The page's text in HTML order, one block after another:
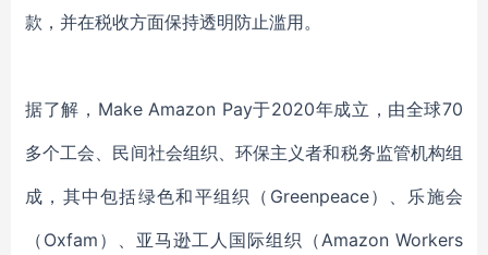
款，并在税收方面保持透明防止滥用。
据了解，Make Amazon Pay于2020年成立，由全球70
多个工会、民间社会组织、环保主义者和税务监管机构组
成，其中包括绿色和平组织（Greenpeace）、乐施会
（Oxfam）、亚马逊工人国际组织（Amazon Workers